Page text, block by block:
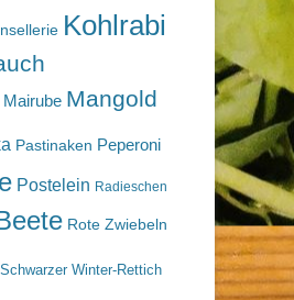
Kohlrabi
Mairube Mangold
Pastinaken Peperoni
Postelein Radieschen
Rote Zwiebeln
Schwarzer Winter-Rettich